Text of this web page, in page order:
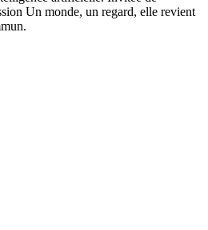
Un monde, un regard, elle revient